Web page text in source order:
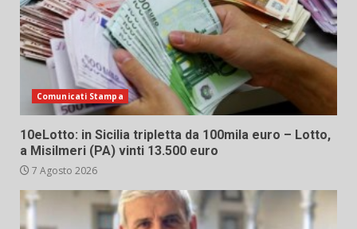
Comunicati Stampa
10eLotto: in Sicilia tripletta da 100mila euro – Lotto,
a Misilmeri (PA) vinti 13.500 euro
7 Agosto 2026